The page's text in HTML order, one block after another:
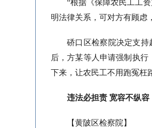
“根据《保障农民工工
明法律关系，可对方有顾虑
硚口区检察院决定支
后，方某等人申请强制执
下来，让农民工不用跑冤枉
违法必担责 宽容不纵容
【黄陂区检察院】